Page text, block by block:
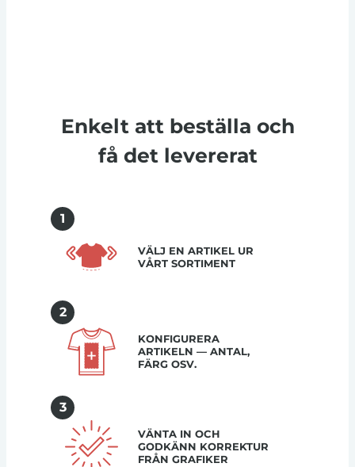
Enkelt att beställa och
få det levererat
1
VÄLJ EN ARTIKEL UR
VÅRT SORTIMENT
2
KONFIGURERA
ARTIKELN — ANTAL,
FÄRG OSV.
3
VÄNTA IN OCH
GODKÄNN KORREKTUR
FRÅN GRAFIKER